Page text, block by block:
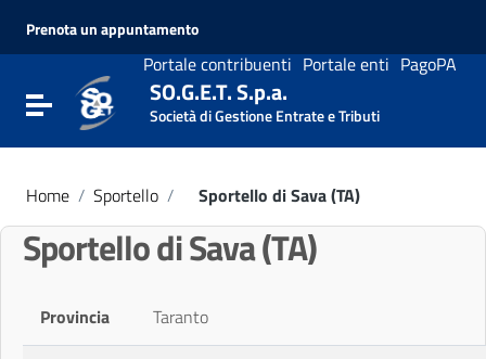
Vai al menu di navigazione
Prenota un appuntamento
Portale contribuenti Portale enti PagoPA
Attiva / disattiva la navigazione
SO.G.E.T. S.p.a.
Società di Gestione Entrate e Tributi
Home / Sportello / Sportello di Sava (TA)
Sportello di Sava (TA)
Provincia Taranto